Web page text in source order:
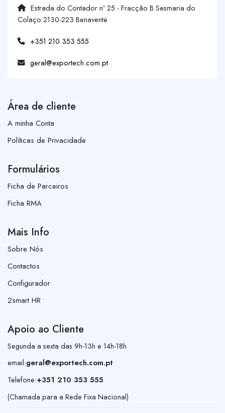
Estrada do Contador nº 25 - Fracção B Sesmaria do
Colaço 2130-223 Benavente
+351 210 353 555
geral@exportech.com.pt
Área de cliente
A minha Conta
Políticas de Privacidade
Formulários
Ficha de Parceiros
Ficha RMA
Mais Info
Sobre Nós
Contactos
Configurador
2smart HR
Apoio ao Cliente
Segunda a sexta das 9h-13h e 14h-18h
email:geral@exportech.com.pt
Telefone:+351 210 353 555
(Chamada para a Rede Fixa Nacional)